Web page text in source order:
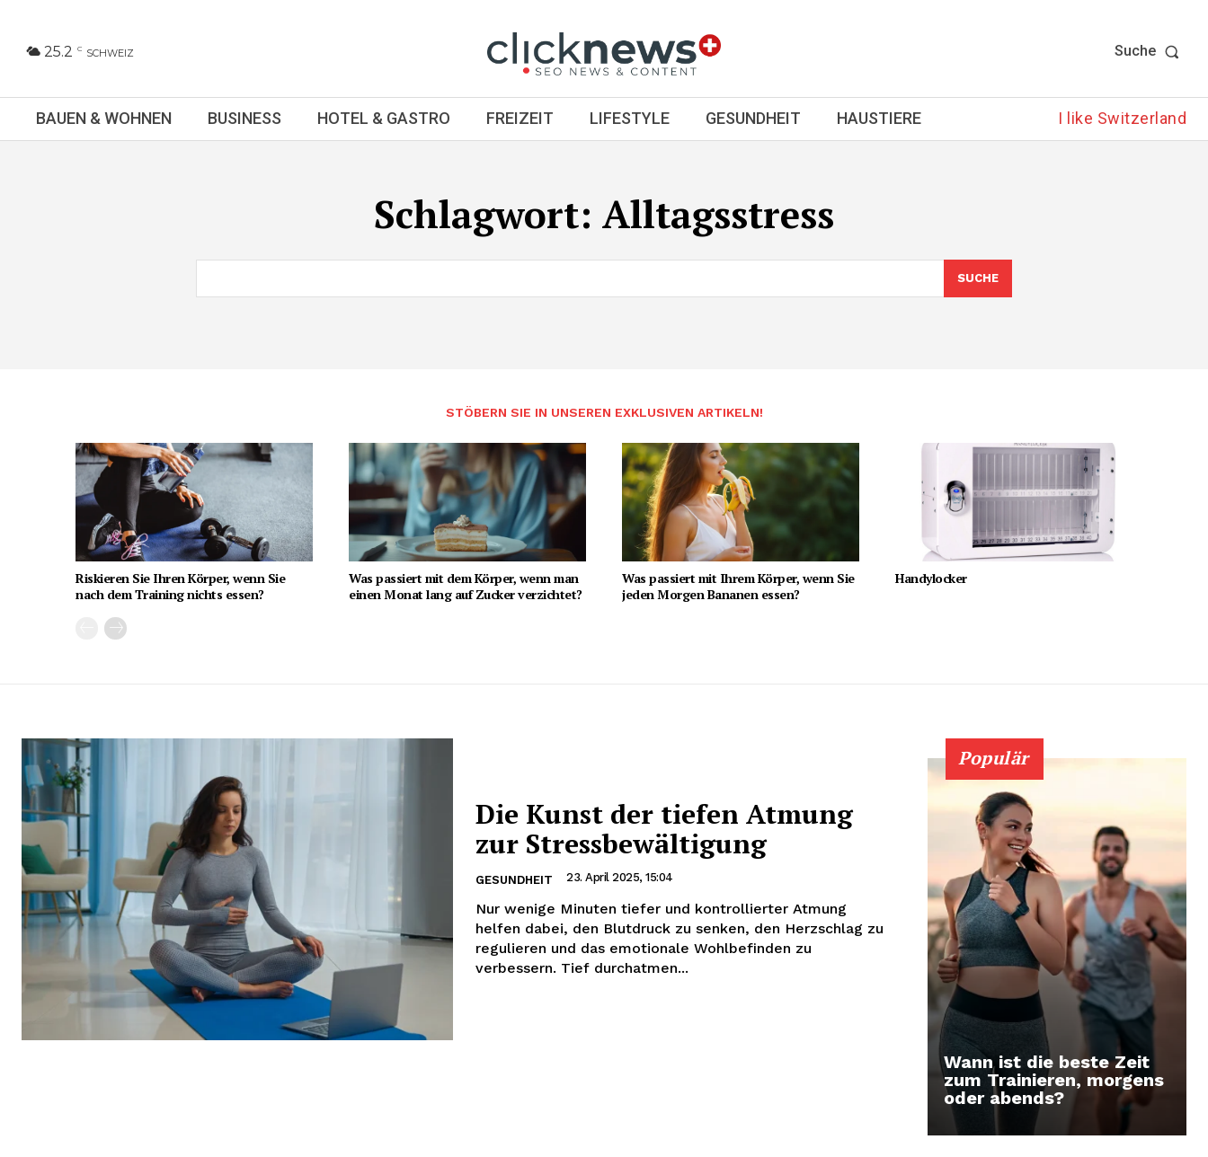
25.2 C SCHWEIZ Suche
BAUEN & WOHNEN BUSINESS HOTEL & GASTRO FREIZEIT LIFESTYLE GESUNDHEIT HAUSTIERE I like Switzerland
Schlagwort: Alltagsstress
SUCHE
STÖBERN SIE IN UNSEREN EXKLUSIVEN ARTIKELN!
Riskieren Sie Ihren Körper, wenn Sie
nach dem Training nichts essen?
Was passiert mit dem Körper, wenn man
einen Monat lang auf Zucker verzichtet?
Was passiert mit Ihrem Körper, wenn Sie
jeden Morgen Bananen essen?
Handylocker
Die Kunst der tiefen Atmung
zur Stressbewältigung
GESUNDHEIT 23. April 2025, 15:04
Nur wenige Minuten tiefer und kontrollierter Atmung
helfen dabei, den Blutdruck zu senken, den Herzschlag zu
regulieren und das emotionale Wohlbefinden zu
verbessern. Tief durchatmen...
Populär
Wann ist die beste Zeit
zum Trainieren, morgens
oder abends?